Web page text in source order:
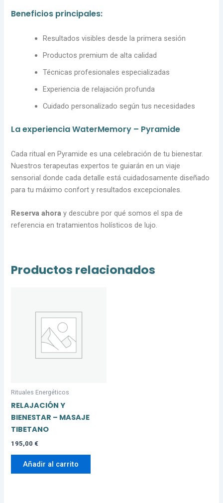
Beneficios principales:
Resultados visibles desde la primera sesión
Productos premium de alta calidad
Técnicas profesionales especializadas
Experiencia de relajación profunda
Cuidado personalizado según tus necesidades
La experiencia WaterMemory – Pyramide
Cada ritual en Pyramide es una celebración de tu bienestar.
Nuestros terapeutas expertos te guiarán en un viaje
sensorial donde cada detalle está cuidadosamente diseñado
para tu máximo confort y resultados excepcionales.
Reserva ahora y descubre por qué somos el spa de
referencia en tratamientos holísticos de lujo.
Productos relacionados
Rituales Energéticos
RELAJACIÓN Y
BIENESTAR – MASAJE
TIBETANO
195,00 €
Añadir al carrito